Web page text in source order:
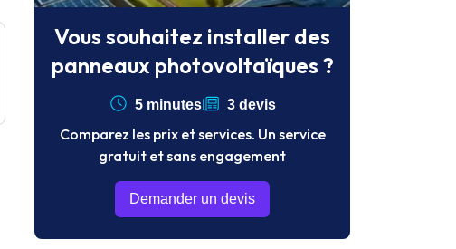
Vous souhaitez installer des
panneaux photovoltaïques ?
5 minutes 3 devis
Comparez les prix et services. Un service
gratuit et sans engagement
Demander un devis